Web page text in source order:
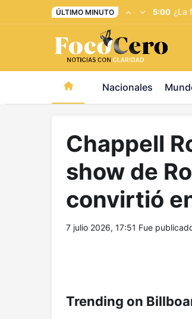
pusulabet giriş-trwin giriş levabet -
ÚLTIMO MINUTO 5:00 ¿La
Nacionales
Chappell
show de
convirtió
7 julio 2026, 17:51 Fue
Trending on